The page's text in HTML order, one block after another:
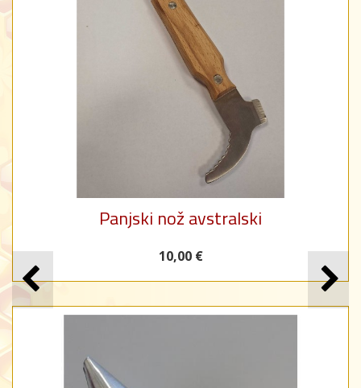
Panjski nož avstralski
10,00 €